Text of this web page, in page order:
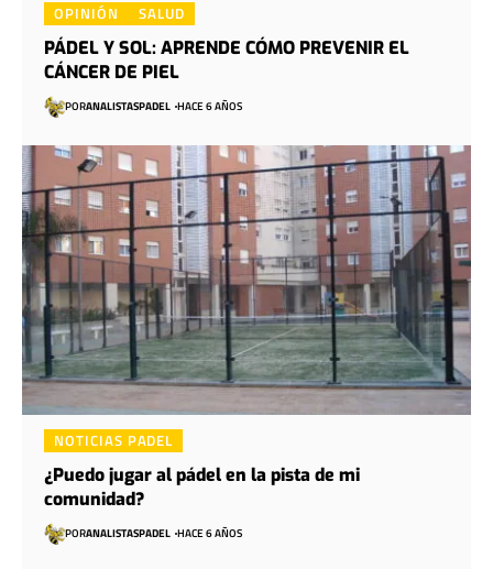
OPINIÓN SALUD
PÁDEL Y SOL: APRENDE CÓMO PREVENIR EL
CÁNCER DE PIEL
PORANALISTASPADEL HACE 6 AÑOS
NOTICIAS PADEL
¿Puedo jugar al pádel en la pista de mi
comunidad?
PORANALISTASPADEL HACE 6 AÑOS